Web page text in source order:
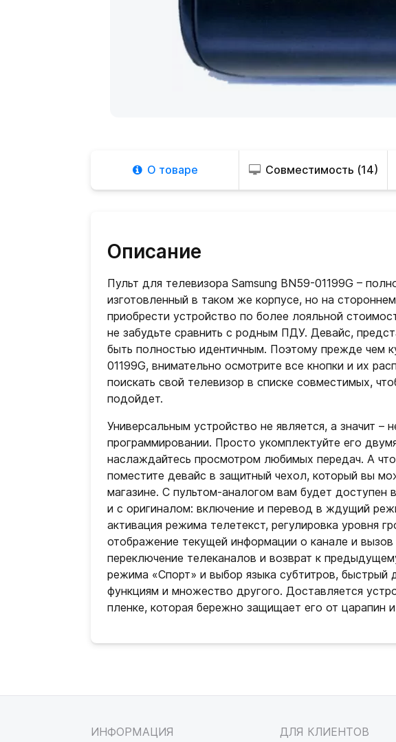
О товаре Совместимость (14)
Описание
Пульт для телевизора Samsung BN59-01199G –
изготовленный в таком же корпусе, но на
приобрести устройство по более лояльной
не забудьте сравнить с родным ПДУ. Девайс,
быть полностью идентичным. Поэтому прежде чем
01199G, внимательно осмотрите все кнопки и их
поискать свой телевизор в списке совместимых,
подойдет.
Универсальным устройство не является, а значит –
программировании. Просто укомплектуйте его
наслаждайтесь просмотром любимых передач. А
поместите девайс в защитный чехол, который вы
магазине. С пультом-аналогом вам будет доступен
и с оригиналом: включение и перевод в ждущий
активация режима телетекст, регулировка уровня
отображение текущей информации о канале и
переключение телеканалов и возврат к
режима «Спорт» и выбор языка субтитров, быстрый
функциям и множество другого. Доставляется
пленке, которая бережно защищает его от царапин
ИНФОРМАЦИЯ ДЛЯ КЛИЕНТОВ